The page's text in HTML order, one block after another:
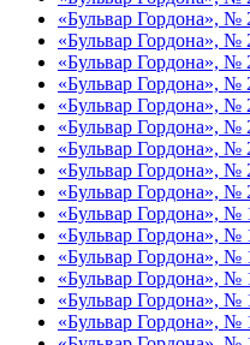
«Бульвар Гордона», №
«Бульвар Гордона», №
«Бульвар Гордона», №
«Бульвар Гордона», №
«Бульвар Гордона», №
«Бульвар Гордона», №
«Бульвар Гордона», №
«Бульвар Гордона», №
«Бульвар Гордона», №
«Бульвар Гордона», №
«Бульвар Гордона», №
«Бульвар Гордона», №
«Бульвар Гордона», №
«Бульвар Гордона», №
«Бульвар Гордона», №